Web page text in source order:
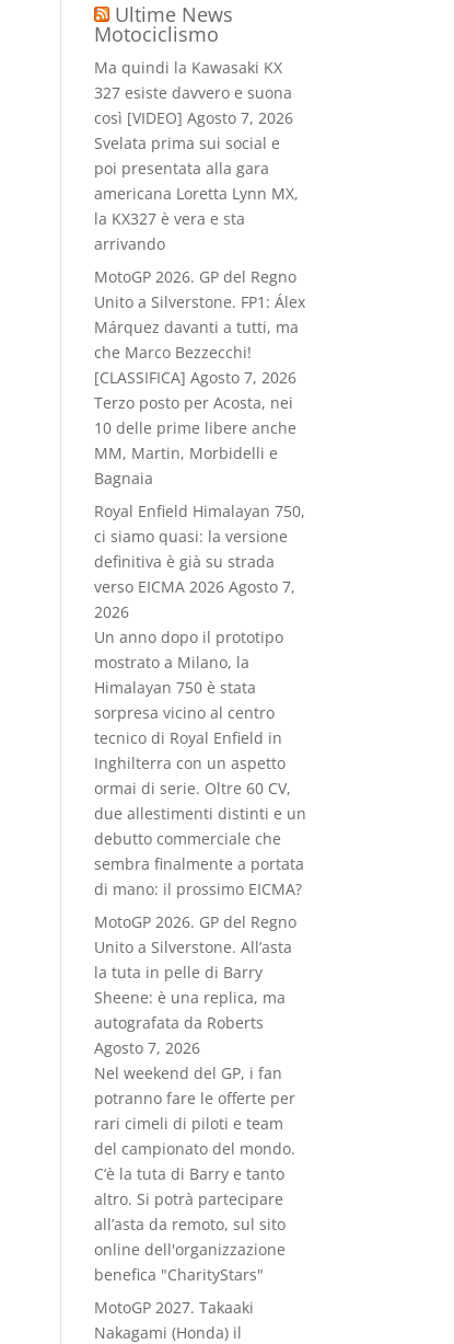
Ultime News
Motociclismo
Ma quindi la Kawasaki KX
327 esiste davvero e suona
così [VIDEO] Agosto 7, 2026
Svelata prima sui social e
poi presentata alla gara
americana Loretta Lynn MX,
la KX327 è vera e sta
arrivando
MotoGP 2026. GP del Regno
Unito a Silverstone. FP1: Álex
Márquez davanti a tutti, ma
che Marco Bezzecchi!
[CLASSIFICA] Agosto 7, 2026
Terzo posto per Acosta, nei
10 delle prime libere anche
MM, Martin, Morbidelli e
Bagnaia
Royal Enfield Himalayan 750,
ci siamo quasi: la versione
definitiva è già su strada
verso EICMA 2026 Agosto 7,
2026
Un anno dopo il prototipo
mostrato a Milano, la
Himalayan 750 è stata
sorpresa vicino al centro
tecnico di Royal Enfield in
Inghilterra con un aspetto
ormai di serie. Oltre 60 CV,
due allestimenti distinti e un
debutto commerciale che
sembra finalmente a portata
di mano: il prossimo EICMA?
MotoGP 2026. GP del Regno
Unito a Silverstone. All’asta
la tuta in pelle di Barry
Sheene: è una replica, ma
autografata da Roberts
Agosto 7, 2026
Nel weekend del GP, i fan
potranno fare le offerte per
rari cimeli di piloti e team
del campionato del mondo.
C’è la tuta di Barry e tanto
altro. Si potrà partecipare
all’asta da remoto, sul sito
online dell'organizzazione
benefica "CharityStars"
MotoGP 2027. Takaaki
Nakagami (Honda) il